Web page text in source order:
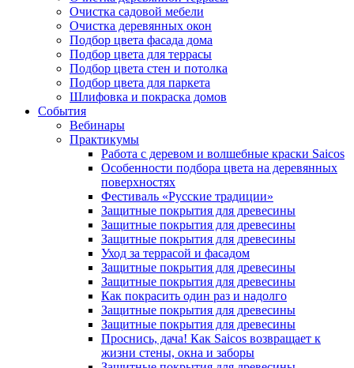
Очистка садовой мебели
Очистка деревянных окон
Подбор цвета фасада дома
Подбор цвета для террасы
Подбор цвета стен и потолка
Подбор цвета для паркета
Шлифовка и покраска домов
События
Вебинары
Практикумы
Работа с деревом и волшебные краски Saicos
Особенности подбора цвета на деревянных
поверхностях
Фестиваль «Русские традиции»
Защитные покрытия для древесины
Защитные покрытия для древесины
Защитные покрытия для древесины
Уход за террасой и фасадом
Защитные покрытия для древесины
Защитные покрытия для древесины
Как покрасить один раз и надолго
Защитные покрытия для древесины
Защитные покрытия для древесины
Проснись, дача! Как Saicos возвращает к
жизни стены, окна и заборы